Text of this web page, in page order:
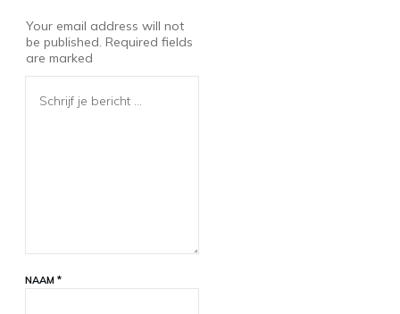
Your email address will not
be published. Required fields
are marked
NAAM *